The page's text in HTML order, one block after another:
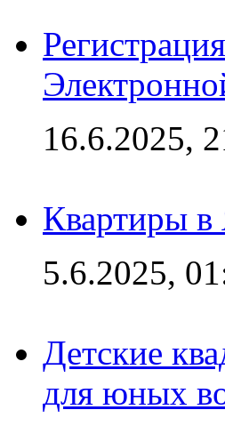
16.6.2025,
Квартиры в
5.6.2025,
Детские
для юных